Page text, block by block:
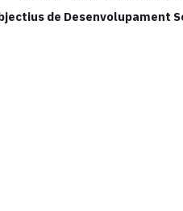
de Desenvolupament